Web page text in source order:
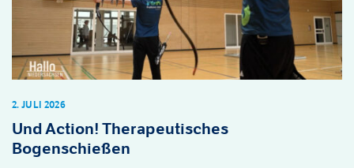
Und Action! Therapeutisches
Bogenschießen
2. JULI 2026